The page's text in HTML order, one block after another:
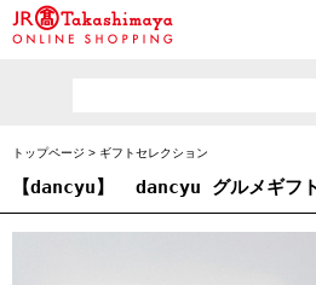
トップページ > ギフトセレクション
【dancyu】 dancyu グルメギフ